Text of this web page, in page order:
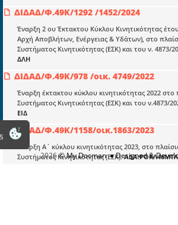
ΔΙΔΑΔ/Φ.49K/1292 /1452/2024
Έναρξη 2 ου Έκτακτου Κύκλου Κινητικότητας
Αρχή Αποβλήτων, Ενέργειας & Υδάτων), στο
Συστήματος Κινητικότητας (ΕΣΚ) και του ν. 4873/
ΔΛΗ
ΔΙΔΑΔ/Φ.49K/978 /οικ. 4749/2022
Έναρξη έκτακτου κύκλου κινητικότητας 2022 στο
Συστήματος Κινητικότητας (ΕΣΚ) και του ν.4873/
ΕΙΔ
ΔΙΔΑΔ/Φ.49Κ/1158/οικ.1863/2023
Έναρξη Α΄ κύκλου κινητικότητας 2023, στο
Συστήματος Κινητικότητας (ΕΣΚ).
Είσοδος
Εγγραφή
Οδηγίες Εγγραφής
Οροι χρησης ιστοτοπου
2026© My Docman● Designed &